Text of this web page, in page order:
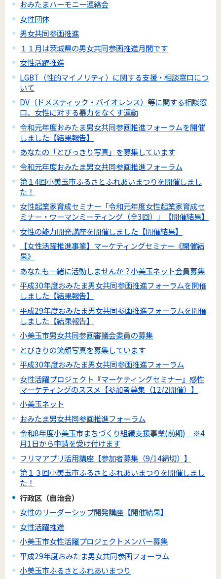
おみたまハーモニー連絡会
女性団体
男女共同参画推進
１１月は茨城県の男女共同参画推進月間です
女性活躍推進
LGBT（性的マイノリティ）に関する支援・相談窓口につ
いて
DV（ドメスティック・バイオレンス）等に関する相談窓
口、女性に対する暴力をなくす運動
令和元年度おみたま男女共同参画推進フォーラムを開催
しました【結果報告】
あなたの「とびっきり写真」を募集しています
令和元年度おみたま男女共同参画推進フォーラム
第１4回小美玉市ふるさとふれあいまつりを開催しまし
た！
女性起業家育成セミナー「令和元年度女性起業家育成セ
ミナー・ウーマンミーティング（全3回）」【開催結果】
女性の能力開発講座を開催しました【開催結果】
【女性活躍推進事業】マーケティングセミナー《開催結
果》
あなたも一緒に活動しませんか？小美玉ネット会員募集
平成30年度おみたま男女共同参画推進フォーラムを開催
しました【結果報告】
平成29年度おみたま男女共同参画推進フォーラムを開催
しました【結果報告】
小美玉市男女共同参画審議会委員の募集
とびきりの笑顔写真を募集しています
平成30年度おみたま男女共同参画推進フォーラム
女性活躍プロジェクト『マーケティングセミナー』感性
マーケティングのススメ【参加者募集（12/2開催）】
小美玉ネット
おみたま男女共同参画推進フォーラム
令和8年度小美玉市まちづくり組織支援事業(前期) ※4
月1日から申請を受け付けます
フリマアプリ活用講座【参加者募集（9/14締切）】
第１３回小美玉市ふるさとふれあいまつりを開催しまし
た！
行政区（自治会）
女性のリーダーシップ開発講座【開催結果】
女性活躍推進
小美玉市女性活躍プロジェクトメンバー募集
平成29年度おみたま男女共同参画フォーラム
小美玉市ふるさとふれあいまつり